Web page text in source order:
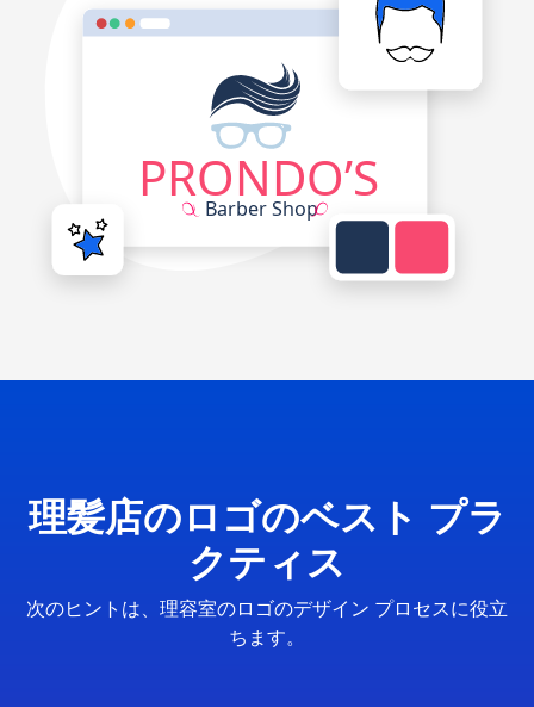
理髪店のロゴのベスト プラ
クティス
次のヒントは、理容室のロゴのデザイン プロセスに役立
ちます。